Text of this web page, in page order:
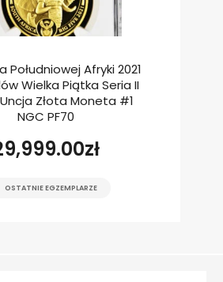
Południowej Afryki 2021
Wielka Piątka Seria II
Uncja Złota Moneta #1
NGC PF70
zł
OSTATNIE EGZEMPLARZE